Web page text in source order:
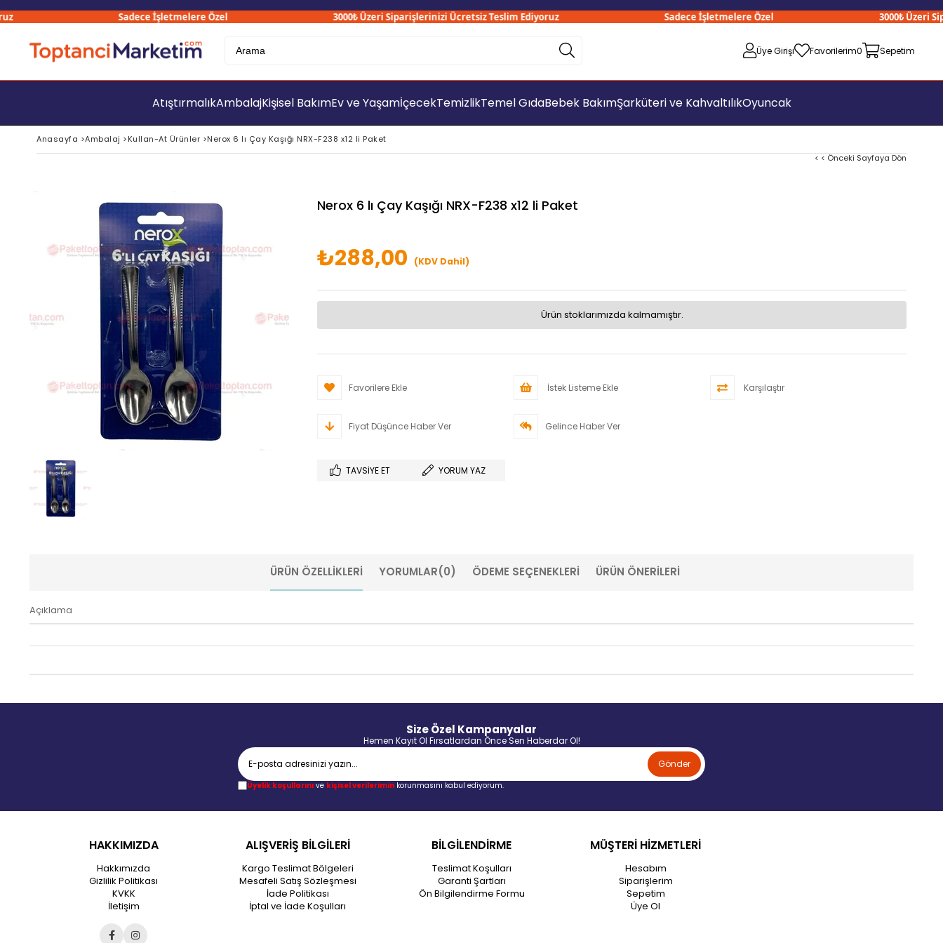
Sadece İşletmelere Özel 3000₺ Üzeri Siparişlerinizi Ücretsiz Teslim Ediyoruz Sadece İşletmelere Özel 3000₺ Üzeri
Üye Girişi Favorilerim0 Sepetim
AtıştırmalıkAmbalajKişisel BakımEv ve YaşamİçecekTemizlikTemel GıdaBebek BakımŞarküteri ve KahvaltılıkOyuncak
Anasayfa >Ambalaj >Kullan-At Ürünler >Nerox 6 lı Çay Kaşığı NRX-F238 x12 li Paket
< < Önceki Sayfaya Dön
Nerox 6 lı Çay Kaşığı NRX-F238 x12 li Paket
₺288,00 (KDV Dahil)
Ürün stoklarımızda kalmamıştır.
Favorilere Ekle İstek Listeme Ekle Karşılaştır
Fiyat Düşünce Haber Ver Gelince Haber Ver
TAVSIYE ET YORUM YAZ
ÜRÜN ÖZELLIKLERI YORUMLAR(0) ÖDEME SEÇENEKLERI ÜRÜN ÖNERILERI
Açıklama
Size Özel Kampanyalar
Hemen Kayıt Ol Fırsatlardan Önce Sen Haberdar Ol!
Gönder
Üyelik koşullarınıve kişisel verileriminkorunmasını kabul ediyorum.
HAKKIMIZDA
Hakkımızda
Gizlilik Politikası
KVKK
İletişim
ALIŞVERİŞ BİLGİLERİ
Kargo Teslimat Bölgeleri
Mesafeli Satış Sözleşmesi
İade Politikası
İptal ve İade Koşulları
BİLGİLENDİRME
Teslimat Koşulları
Garanti Şartları
Ön Bilgilendirme Formu
MÜŞTERİ HİZMETLERİ
Hesabım
Siparişlerim
Sepetim
Üye Ol